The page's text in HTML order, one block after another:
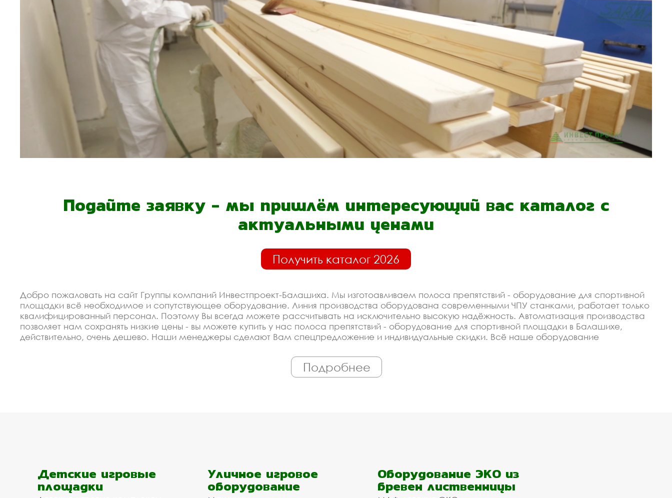
Подайте заявку - мы пришлём интересующий вас каталог с
актуальными ценами
Получить каталог 2026
Добро пожаловать на сайт Группы компаний Инвестпроект-Балашиха. Мы изготоавливаем полоса препятствий - оборудование для спортивной
площадки всё необходимое и сопутствующее оборудование. Линия производства оборудована современными ЧПУ станками, работает только
квалифицированный персонал. Поэтому Вы всегда можете рассчитывать на исключительно высокую надёжность. Автоматизация производства
позволяет нам сохранять низкие цены - вы можете купить у нас полоса препятствий - оборудование для спортивной площадки в Балашихе,
действительно, очень дешево. Наши менеджеры сделают Вам спецпредложение и индивидуальные скидки. Всё наше оборудование
оборудование для спортивной площадки под заказ, по Вашему проекту.
Спецпредложение от производителя на полоса препятствий -
Балашихе. Мы рассчитаем Ваш проект, поможем подобрать материалы и оборудование - Вам достаточно просто позвонить или оставить
заявку на сайте.
Подробнее
Детские игровые
площадки
Уличное игровое
оборудование
Оборудование ЭКО из
бревен лиственницы